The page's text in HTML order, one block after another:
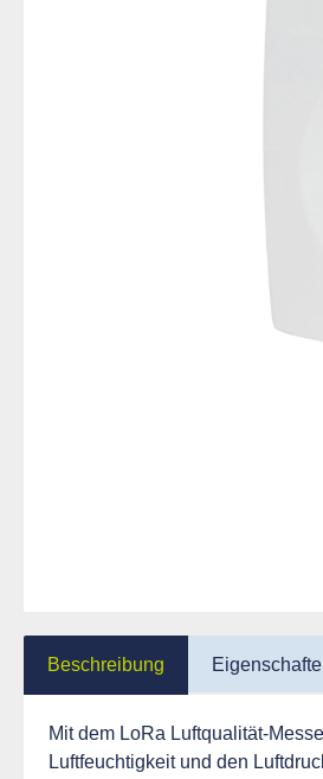
Beschreibung
Mit dem LoRa Luftqualität-
Luftfeuchtigkeit und den